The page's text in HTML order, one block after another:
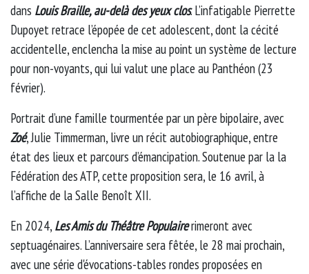
dans Louis Braille, au-delà des yeux clos. L’infatigable Pierrette
Dupoyet retrace l’épopée de cet adolescent, dont la cécité
accidentelle, enclencha la mise au point un système de lecture
pour non-voyants, qui lui valut une place au Panthéon (23
février).
Portrait d’une famille tourmentée par un père bipolaire, avec
Zoé, Julie Timmerman, livre un récit autobiographique, entre
état des lieux et parcours d’émancipation. Soutenue par la la
Fédération des ATP, cette proposition sera, le 16 avril, à
l’affiche de la Salle Benoît XII.
En 2024, Les Amis du Théâtre Populairerimeront avec
septuagénaires. L’anniversaire sera fêtée, le 28 mai prochain,
avec une série d'évocations-tables rondes proposées en